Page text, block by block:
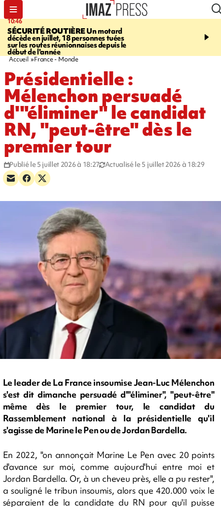
10:46
SÉCURITÉ ROUTIÈREUn motard
décède en juillet, 18 personnes tuées
sur les routes réunionnaises depuis le
début de l'année
13:49
mineurs - un courrier
Accueil France - Monde
Présidentielle :
Mélenchon persuadé
d'"éliminer" le candidat
RN, "peut-être" dès le
premier tour
Publié le 5 juillet 2026 à 18:27 Actualisé le 5 juillet 2026 à 18:29
Le leader de La France insoumise Jean-Luc Mélenchon
s'est dit dimanche persuadé d'"éliminer", "peut-être"
même dès le premier tour, le candidat du
Rassemblement national à la présidentielle qu'il
s'agisse de Marine le Pen ou de Jordan Bardella.
En 2022, "on annonçait Marine Le Pen avec 20 points
d'avance sur moi, comme aujourd'hui entre moi et
Jordan Bardella. Or, à un cheveu près, elle a pu rester",
a souligné le tribun insoumis, alors que 420.000 voix le
séparaient de la candidate du RN pour qu'il puisse